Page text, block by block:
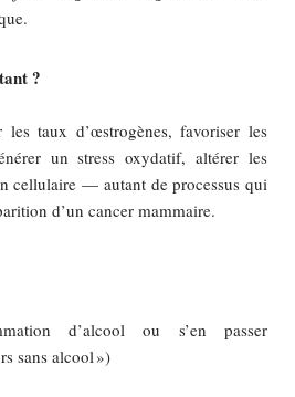
?
les taux d’œstrogènes, favoriser les
un stress oxydatif, altérer les
cellulaire — autant de processus qui
d’un cancer mammaire.
d’alcool ou s’en passer
sans alcool »)